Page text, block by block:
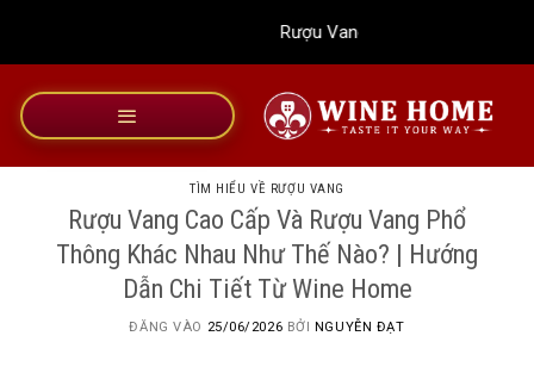
dung
Rượu Vang Wine Home
TÌM HIỂU VỀ RƯỢU VANG
Rượu Vang Cao Cấp Và Rượu Vang Phổ
Thông Khác Nhau Như Thế Nào? | Hướng
Dẫn Chi Tiết Từ Wine Home
ĐĂNG VÀO 25/06/2026 BỞI NGUYỄN ĐẠT